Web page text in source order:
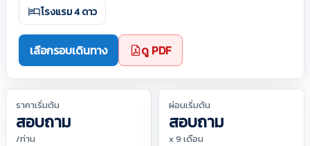
โรงแรม 4 ดาว
เลือกรอบเดินทาง ดู PDF
ราคาเริ่มต้น
สอบถาม
/ท่าน
ผ่อนเริ่มต้น
สอบถาม
x 9 เดือน